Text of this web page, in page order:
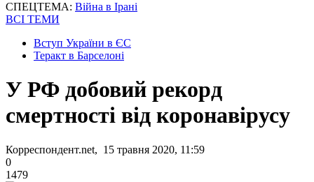
СПЕЦТЕМА: Війна в Ірані
ВСІ ТЕМИ
Вступ України в ЄС
Теракт в Барселоні
У РФ добовий рекорд
смертності від коронавірусу
Корреспондент.net, 15 травня 2020, 11:59
0
1479